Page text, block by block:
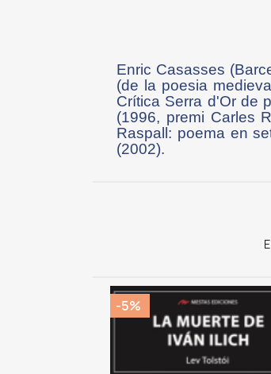
Enric Casasses
(de la poesia
Crítica Serra d'Or de
(1996, premi Carles
Raspall: poema en
(2002).
-5%